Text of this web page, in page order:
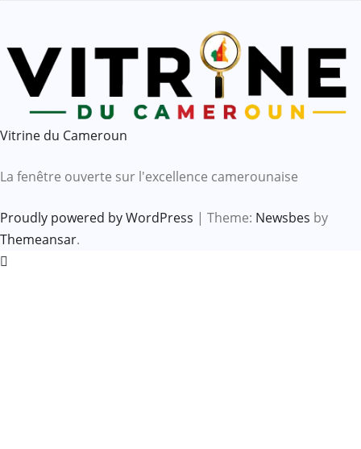
Vitrine du Cameroun
La fenêtre ouverte sur l'excellence camerounaise
Proudly powered by WordPress | Theme: Newsbes by
Themeansar.